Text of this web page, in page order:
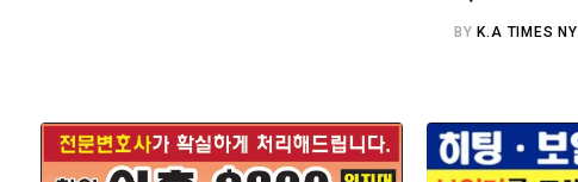
BY K.A TIMES NY